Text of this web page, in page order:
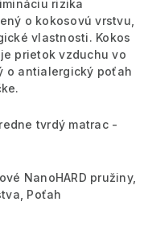
rizika
o kokosovú vrstvu,
vlastnosti. Kokos
prietok vzduchu vo
o antialergický poťah
tvrdý matrac -
NanoHARD pružiny,
Poťah